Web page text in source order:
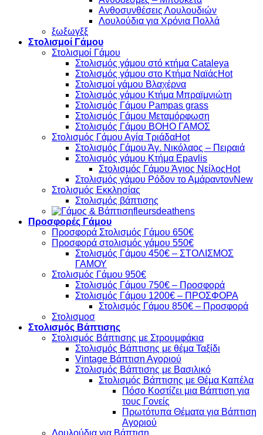
Ανθοσυνθέσεις Λουλουδιών
Λουλούδια για Χρόνια Πολλά
ξωξωγξξ
Στολισμοί Γάμου
Στολισμοί Γάμου
Στολισμός γάμου στό κτήμα Cataleya
Στολισμός γάμου στο Κτήμα Ναϊάς
Στολισμοί γάμου Βλαχέρνα
Στολισμός γάμου Κτήμα Μπραϊμνιώτη
Στολισμός Γάμου Pampas grass
Στολισμός Γάμου Μεταμόρφωση
Στολισμός Γάμου BOHO ΓΑΜΟΣ
Στολισμός Γάμου Αγία Τριάδα
Στολισμός Γάμου Άγ. Νικόλαος – Πειραιά
Στολισμός γάμου Κτήμα Epavlis
Στολισμός Γάμου Άγιος Νείλος
Στολισμός γάμου Ρόδον το Αμάραντον
Στολισμός Εκκλησίας
Στολισμός βάπτισης
fleursdeathens
Προσφορές Γάμου
Προσφορά Στολισμός Γάμου 650€
Προσφορά στολισμός γάμου 550€
Στολισμός Γάμου 450€ – ΣΤΟΛΙΣΜΟΣ
ΓΑΜΟΥ
Στολισμός Γάμου 950€
Στολισμός Γάμου 750€ – Προσφορά
Στολισμός Γάμου 1200€ – ΠΡΟΣΦΟΡΑ
Στολισμός Γάμου 850€ – Προσφορά
Στολισμοσ
Στολισμός Βάπτισης
Στολισμός Βάπτισης με Στρουμφάκια
Στολισμός Βάπτισης με θέμα Ταξίδι
Vintage Βάπτιση Αγοριού
Στολισμός Βάπτισης με Βασιλικό
Στολισμός Βάπτισης με Θέμα Καπέλα
Πόσο Κοστίζει μια Βάπτιση για
τους Γονείς
Πρωτότυπα Θέματα για Βάπτιση
Αγοριού
Λουλούδια για Βάπτιση